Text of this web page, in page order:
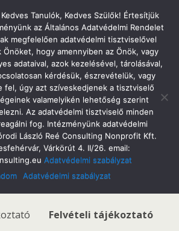
Árpád Gimnázium
Dokumentumok
Az információt tartalmazó
dokumentum
Felvételi tájékoztató
Tanulók, Kedves Szülők! Értesítjük
az Általános Adatvédelmi Rendelet
megfelelően adatvédelmi tisztviselővel
Önöket, hogy amennyiben az Önök, vagy
adataival, azok kezelésével, tárolásával,
kérdésük, észrevételük, vagy
fel, úgy azt szíveskedjenek a tisztviselő
valamelyikén lehetőség szerint
Az adatvédelmi tisztviselő minden
fog. Intézményünk adatvédelmi
László Reé Consulting Nonprofit Kft.
Várkörút 4. II/26. email:
Adatvédelmi szabályzat
Adatvédelmi szabályzat